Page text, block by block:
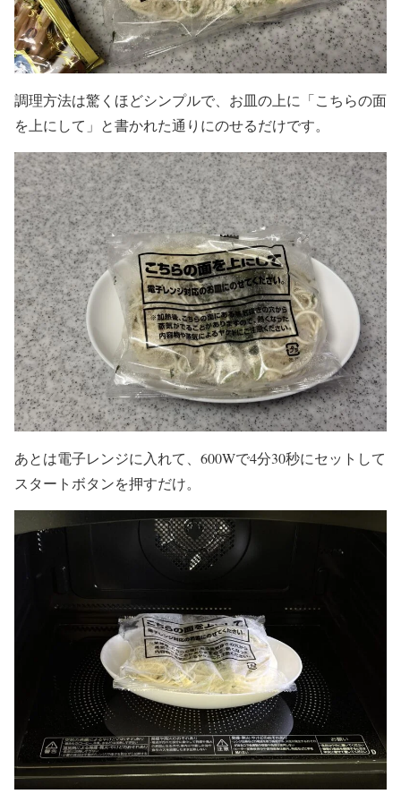
調理方法は驚くほどシンプルで、お皿の上に「こちらの面
を上にして」と書かれた通りにのせるだけです。
あとは電子レンジに入れて、600Wで4分30秒にセットして
スタートボタンを押すだけ。